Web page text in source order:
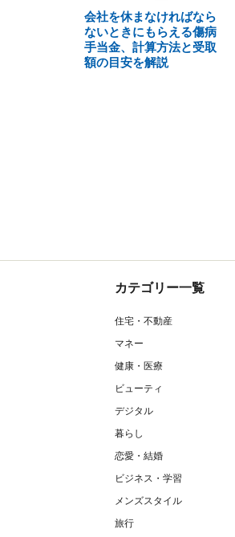
会社を休まなければなら
ないときにもらえる傷病
手当金、計算方法と受取
額の目安を解説
カテゴリー一覧
住宅・不動産
マネー
健康・医療
ビューティ
デジタル
暮らし
恋愛・結婚
ビジネス・学習
メンズスタイル
旅行